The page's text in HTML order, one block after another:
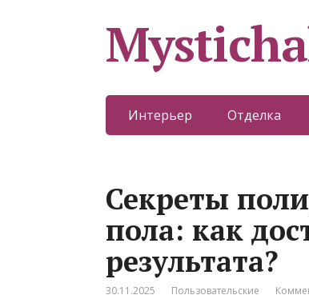
Интерьер Отделка
Секреты
пола: как
результата?
30.11.2025 Пользовательские